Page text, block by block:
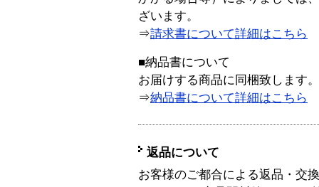
ざいます。
⇒請求書について詳細はこちら
■納品書について
お届けする商品に同梱致します。
⇒納品書について詳細はこちら
返品について
お客様のご都合による返品・交